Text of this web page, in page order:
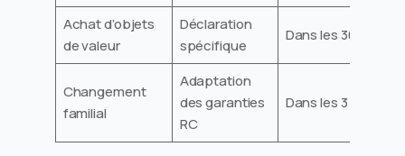
Achat d’objets
de valeur
Déclaration
spécifique
Dans les 30 jours
Changement
familial
Adaptation
des garanties
RC
Dans les 3 mois